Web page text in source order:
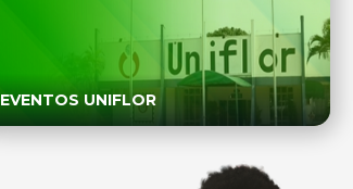
EVENTOS UNIFLOR